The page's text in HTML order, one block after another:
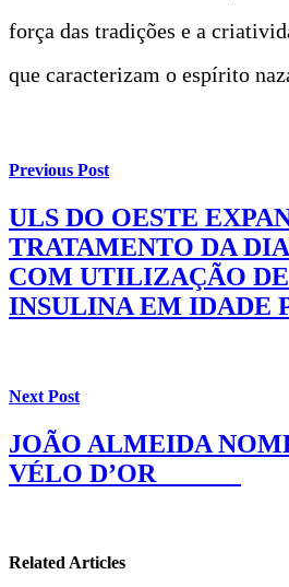
força das tradições e a
que caracterizam o espírito
Previous Post
ULS DO OESTE
TRATAMENTO DA
COM UTILIZAÇÃO
INSULINA EM IDADE
Next Post
JOÃO ALMEIDA
VÉLO D’OR
Related Articles